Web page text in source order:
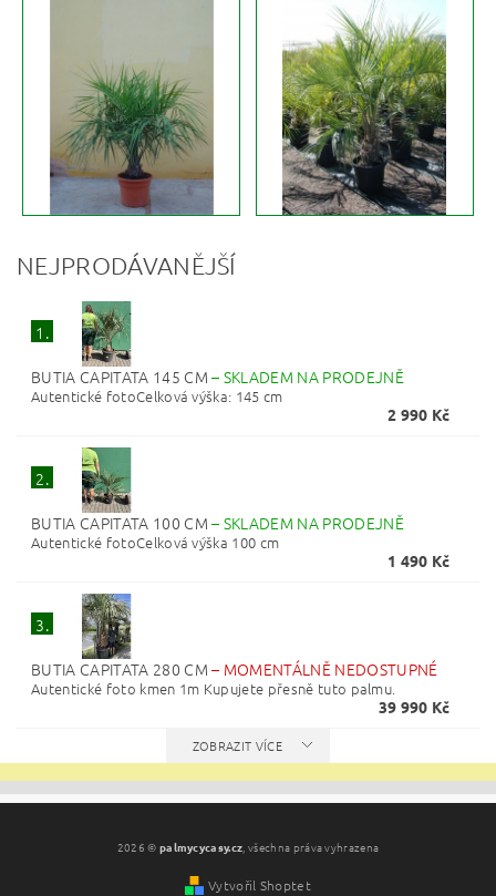
NEJPRODÁVANĚJŠÍ
1.
BUTIA CAPITATA 145 CM– SKLADEM NA PRODEJNĚ
Autentické fotoCelková výška: 145 cm
2 990 Kč
2.
BUTIA CAPITATA 100 CM– SKLADEM NA PRODEJNĚ
Autentické fotoCelková výška 100 cm
1 490 Kč
3.
BUTIA CAPITATA 280 CM– MOMENTÁLNĚ NEDOSTUPNÉ
Autentické foto kmen 1m Kupujete přesně tuto palmu.
39 990 Kč
ZOBRAZIT VÍCE
2026 © palmycycasy.cz, všechna práva vyhrazena
Vytvořil Shoptet